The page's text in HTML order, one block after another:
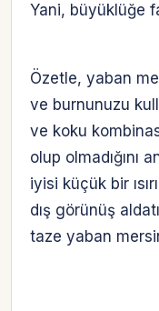
Yani, büyüklüğe
Özetle, yaban
ve burnunuzu
ve koku
olup olmadığını
iyisi küçük bir
dış görünüş
taze yaban